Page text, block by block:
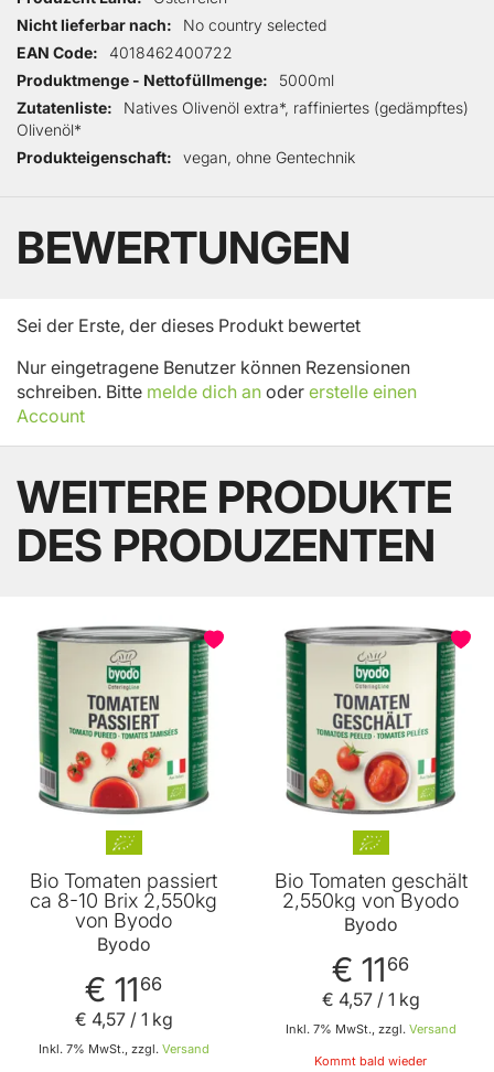
Nicht lieferbar nach
No country selected
EAN Code
4018462400722
Produktmenge - Nettofüllmenge
5000ml
Zutatenliste
Natives Olivenöl extra*, raffiniertes (gedämpftes)
Olivenöl*
Produkteigenschaft
vegan, ohne Gentechnik
BEWERTUNGEN
Sei der Erste, der dieses Produkt bewertet
Nur eingetragene Benutzer können Rezensionen
schreiben. Bitte melde dich an oder erstelle einen
Account
WEITERE PRODUKTE
DES PRODUZENTEN
Bio Tomaten passiert
ca 8-10 Brix 2,550kg
von Byodo
Byodo
€ 11 66
Inkl. 7% MwSt., zzgl. Versand
€ 4,57/ 1 kg
Bio Tomaten geschält
2,550kg von Byodo
Byodo
€ 11 66
Inkl. 7% MwSt., zzgl. Versand
€ 4,57/ 1 kg
Kommt bald wieder